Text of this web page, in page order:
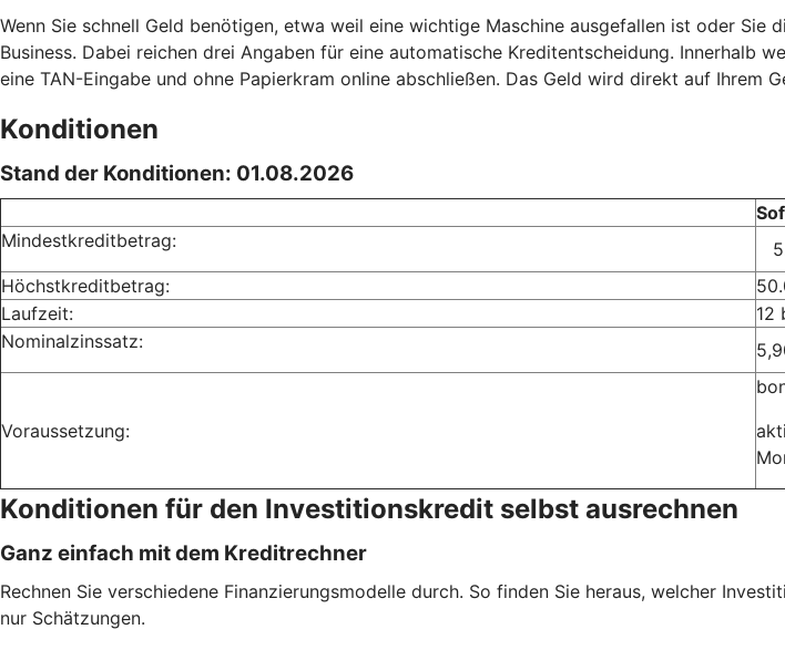
Wenn Sie schnell Geld benötigen, etwa weil eine wichtige Maschine ausgefallen ist oder
Business. Dabei reichen drei Angaben für eine automatische Kreditentscheidung. Innerhalb
eine TAN-Eingabe und ohne Papierkram online abschließen. Das Geld wird direkt auf Ihrem
Konditionen
Stand der Konditionen: 01.08.2026
Mindestkreditbetrag:
Höchstkreditbetrag:
Laufzeit:
12
Nominalzinssatz:
Voraussetzung:
Konditionen für den Investitionskredit selbst ausrechnen
Ganz einfach mit dem Kreditrechner
Rechnen Sie verschiedene Finanzierungsmodelle durch. So finden Sie heraus, welcher
nur Schätzungen.